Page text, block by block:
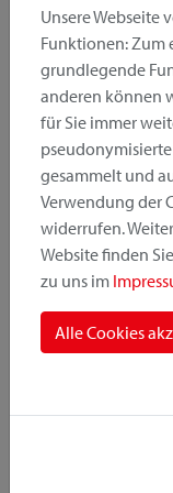
Unsere Webseite
Funktionen: Zum
grundlegende
anderen können
für Sie immer
gesammelt und
Verwendung der
widerrufen.
Website finden
zu uns im
Alle Cookies